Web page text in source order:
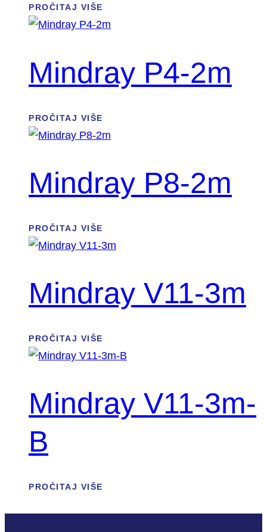
PROČITAJ VIŠE
Mindray P4-2m
PROČITAJ VIŠE
Mindray P8-2m
PROČITAJ VIŠE
Mindray V11-3m
PROČITAJ VIŠE
Mindray V11-3m-
B
PROČITAJ VIŠE